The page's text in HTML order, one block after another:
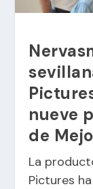
nueve
de
La
Pictures